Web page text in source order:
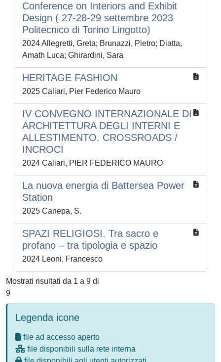
Conference on Interiors and Exhibit
Design ( 27-28-29 settembre 2023
Politecnico di Torino Lingotto)
2024 Allegretti, Greta; Brunazzi, Pietro; Diatta,
Amath Luca; Ghirardini, Sara
HERITAGE FASHION
2025 Caliari, Pier Federico Mauro
IV CONVEGNO INTERNAZIONALE DI
ARCHITETTURA DEGLI INTERNI E
ALLESTIMENTO. CROSSROADS /
INCROCI
2024 Caliari, PIER FEDERICO MAURO
La nuova energia di Battersea Power
Station
2025 Canepa, S.
SPAZI RELIGIOSI. Tra sacro e
profano – tra tipologia e spazio
2024 Leoni, Francesco
Mostrati risultati da 1 a 9 di
9
Legenda icone
file ad accesso aperto
file disponibili sulla rete interna